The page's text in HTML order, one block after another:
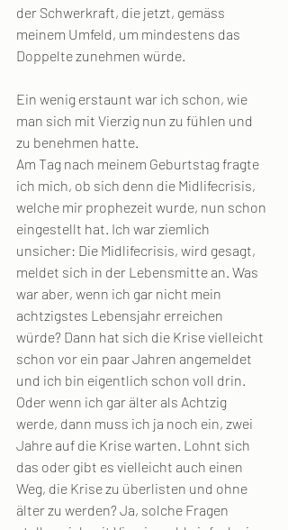
der Schwerkraft, die jetzt, gemäss
meinem Umfeld, um mindestens das
Doppelte zunehmen würde.
Ein wenig erstaunt war ich schon, wie
man sich mit Vierzig nun zu fühlen und
zu benehmen hatte.
Am Tag nach meinem Geburtstag fragte
ich mich, ob sich denn die Midlifecrisis,
welche mir prophezeit wurde, nun schon
eingestellt hat. Ich war ziemlich
unsicher: Die Midlifecrisis, wird gesagt,
meldet sich in der Lebensmitte an. Was
war aber, wenn ich gar nicht mein
achtzigstes Lebensjahr erreichen
würde? Dann hat sich die Krise vielleicht
schon vor ein paar Jahren angemeldet
und ich bin eigentlich schon voll drin.
Oder wenn ich gar älter als Achtzig
werde, dann muss ich ja noch ein, zwei
Jahre auf die Krise warten. Lohnt sich
das oder gibt es vielleicht auch einen
Weg, die Krise zu überlisten und ohne
älter zu werden? Ja, solche Fragen